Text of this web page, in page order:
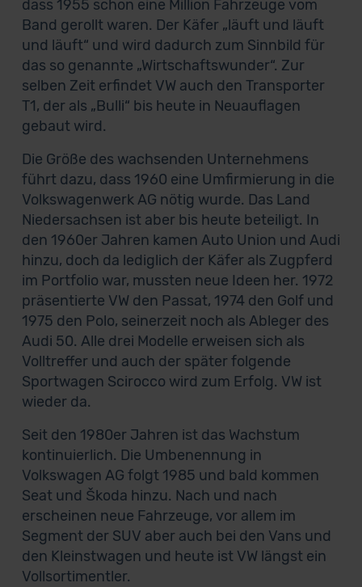
dass 1955 schon eine Million Fahrzeuge vom
Band gerollt waren. Der Käfer „läuft und läuft
und läuft“ und wird dadurch zum Sinnbild für
das so genannte „Wirtschaftswunder“. Zur
selben Zeit erfindet VW auch den Transporter
T1, der als „Bulli“ bis heute in Neuauflagen
gebaut wird.
Die Größe des wachsenden Unternehmens
führt dazu, dass 1960 eine Umfirmierung in die
Volkswagenwerk AG nötig wurde. Das Land
Niedersachsen ist aber bis heute beteiligt. In
den 1960er Jahren kamen Auto Union und Audi
hinzu, doch da lediglich der Käfer als Zugpferd
im Portfolio war, mussten neue Ideen her. 1972
präsentierte VW den Passat, 1974 den Golf und
1975 den Polo, seinerzeit noch als Ableger des
Audi 50. Alle drei Modelle erweisen sich als
Volltreffer und auch der später folgende
Sportwagen Scirocco wird zum Erfolg. VW ist
wieder da.
Seit den 1980er Jahren ist das Wachstum
kontinuierlich. Die Umbenennung in
Volkswagen AG folgt 1985 und bald kommen
Seat und Škoda hinzu. Nach und nach
erscheinen neue Fahrzeuge, vor allem im
Segment der SUV aber auch bei den Vans und
den Kleinstwagen und heute ist VW längst ein
Vollsortimentler.